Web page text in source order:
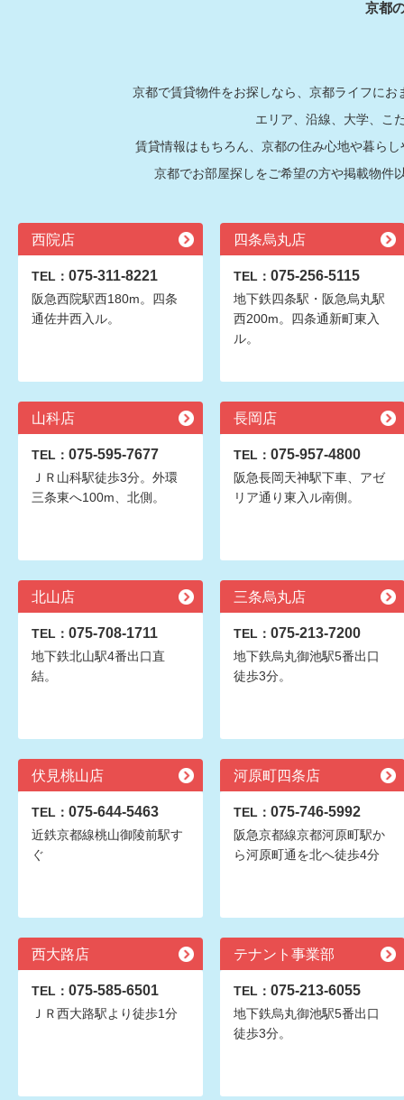
京都
京都で賃貸物件をお探しなら、京都ライフに
エリア、沿線、大学、こ
賃貸情報はもちろん、京都の住み心地や暮ら
京都でお部屋探しをご希望の方や掲載物件
西院店
TEL： 075-311-8221
阪急西院駅西180m。四条
通佐井西入ル。
四条烏丸店
TEL： 075-256-5115
地下鉄四条駅・阪急烏丸駅
西200m。四条通新町東入
ル。
山科店
TEL： 075-595-7677
ＪＲ山科駅徒歩3分。外環
三条東へ100m、北側。
長岡店
TEL： 075-957-4800
阪急長岡天神駅下車、アゼ
リア通り東入ル南側。
北山店
TEL： 075-708-1711
地下鉄北山駅4番出口直
結。
三条烏丸店
TEL： 075-213-7200
地下鉄烏丸御池駅5番出口
徒歩3分。
伏見桃山店
TEL： 075-644-5463
近鉄京都線桃山御陵前駅す
ぐ
河原町四条店
TEL： 075-746-5992
阪急京都線京都河原町駅か
ら河原町通を北へ徒歩4分
西大路店
TEL： 075-585-6501
ＪＲ西大路駅より徒歩1分
テナント事業部
TEL： 075-213-6055
地下鉄烏丸御池駅5番出口
徒歩3分。